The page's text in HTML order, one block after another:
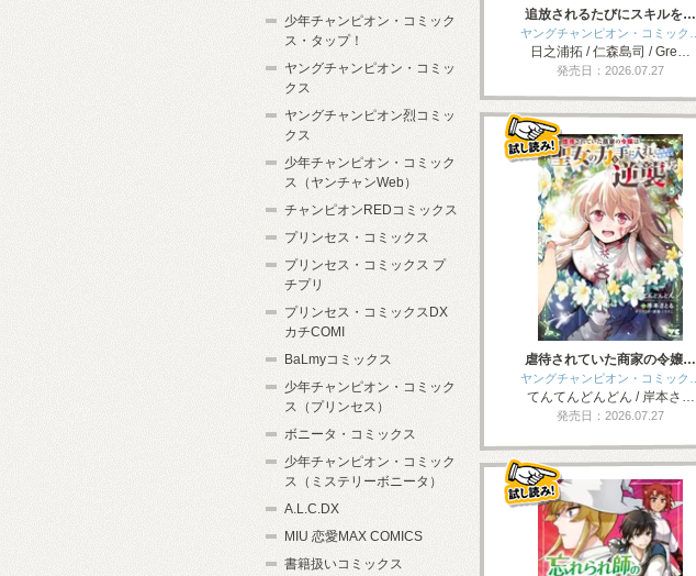
追放されるたびにスキルを…
ヤングチャンピオン・コミック…
日之浦拓 / 仁森島司 / Gre…
発売日：2026.07.27
虐待されていた商家の令嬢…
ヤングチャンピオン・コミック…
てんてんどんどん / 岸本さ…
発売日：2026.07.27
少年チャンピオン・コミック
ス・タップ！
ヤングチャンピオン・コミッ
クス
ヤングチャンピオン烈コミッ
クス
少年チャンピオン・コミック
ス（ヤンチャンWeb）
チャンピオンREDコミックス
プリンセス・コミックス
プリンセス・コミックス プ
チプリ
プリンセス・コミックスDX
カチCOMI
BaLmyコミックス
少年チャンピオン・コミック
ス（プリンセス）
ボニータ・コミックス
少年チャンピオン・コミック
ス（ミステリーボニータ）
A.L.C.DX
MIU 恋愛MAX COMICS
書籍扱いコミックス